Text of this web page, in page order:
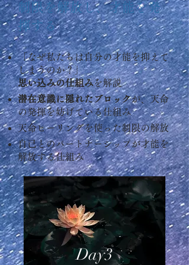
制限を解放し、才能を発
揮する
「なぜ私たちは自分の才能を抑えて
しまうのか？」
思い込みの仕組みを解説
潜在意識に隠れたブロックが、天命
の発揮を妨げている仕組み
天命ヒーリングを使った制限の解放
自己とのパートナーシップが才能を
解放する仕組み
Day3